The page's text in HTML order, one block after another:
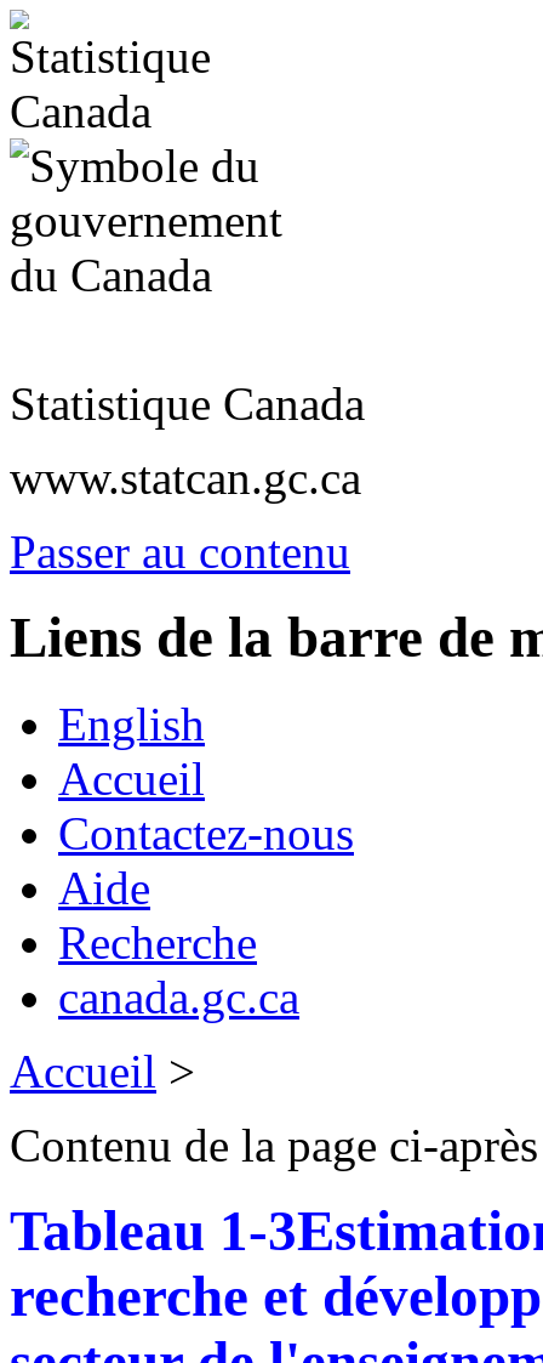
Statistique Canada
www.statcan.gc.ca
Passer au contenu
Liens de la barre de
English
Accueil
Contactez-nous
Aide
Recherche
canada.gc.ca
Accueil >
Contenu de la page ci-après
Tableau 1-3
recherche et